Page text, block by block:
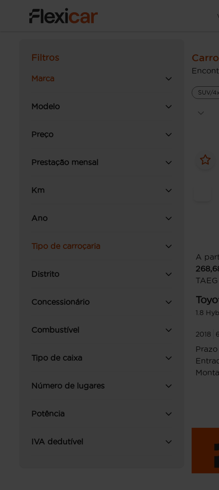
Filtros
Marca
Modelo
Preço
Prestação mensal
Km
Ano
Tipo de carroçaria
Distrito
Concessionário
Combustível
Tipo de caixa
Número de lugares
Potência
IVA dedutível
SUV/
A
TAEG
1.8
2018
Prazo